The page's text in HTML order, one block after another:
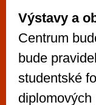
Výstavy a
Centrum
bude
studentské